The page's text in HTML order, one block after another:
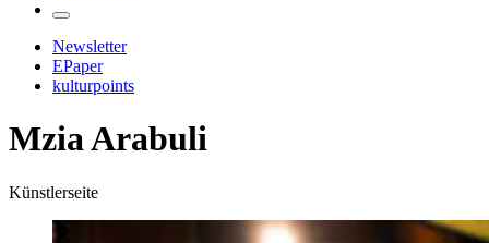
Newsletter
EPaper
kulturpoints
Mzia Arabuli
Künstlerseite